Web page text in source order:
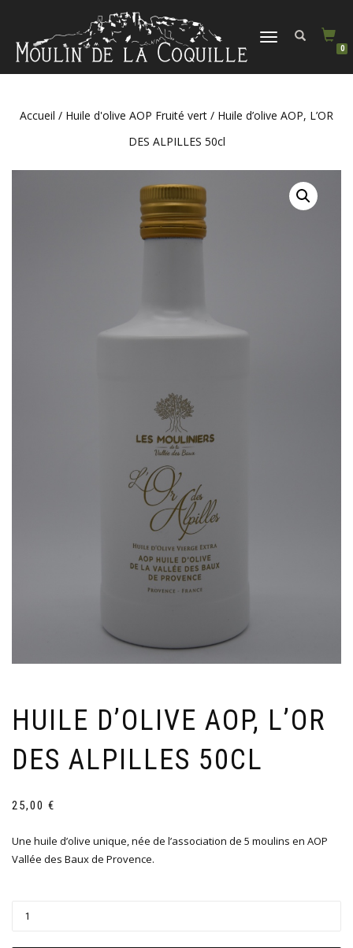
DÉPLIER
0
Accueil / Huile d'olive AOP Fruité vert / Huile d’olive AOP, L’OR
DES ALPILLES 50cl
HUILE D’OLIVE AOP, L’OR
DES ALPILLES 50CL
25,00 €
Une huile d’olive unique, née de l’association de 5 moulins en AOP
Vallée des Baux de Provence.